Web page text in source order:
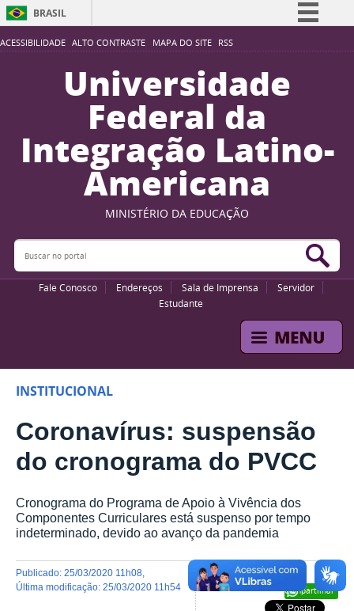
ACESSIBILIDADE ALTO CONTRASTE MAPA DO SITE RSS
BRASIL
Simplifique!
Participe
Acesso à informação
Legislação
Canais
Universidade
Federal da
Integração Latino-
Americana
MINISTÉRIO DA EDUCAÇÃO
Buscar no portal
Fale Conosco Endereços Sala de Imprensa
Servidor
Estudante
INSTITUCIONAL
Coronavírus: suspensão
do cronograma do PVCC
Cronograma do Programa de Apoio à Vivência dos
Componentes Curriculares está suspenso por tempo
indeterminado, devido ao avanço da pandemia
Compartilhar
publicado: 25/03/2020 11h08
última modificação: 25/03/2020 11h54